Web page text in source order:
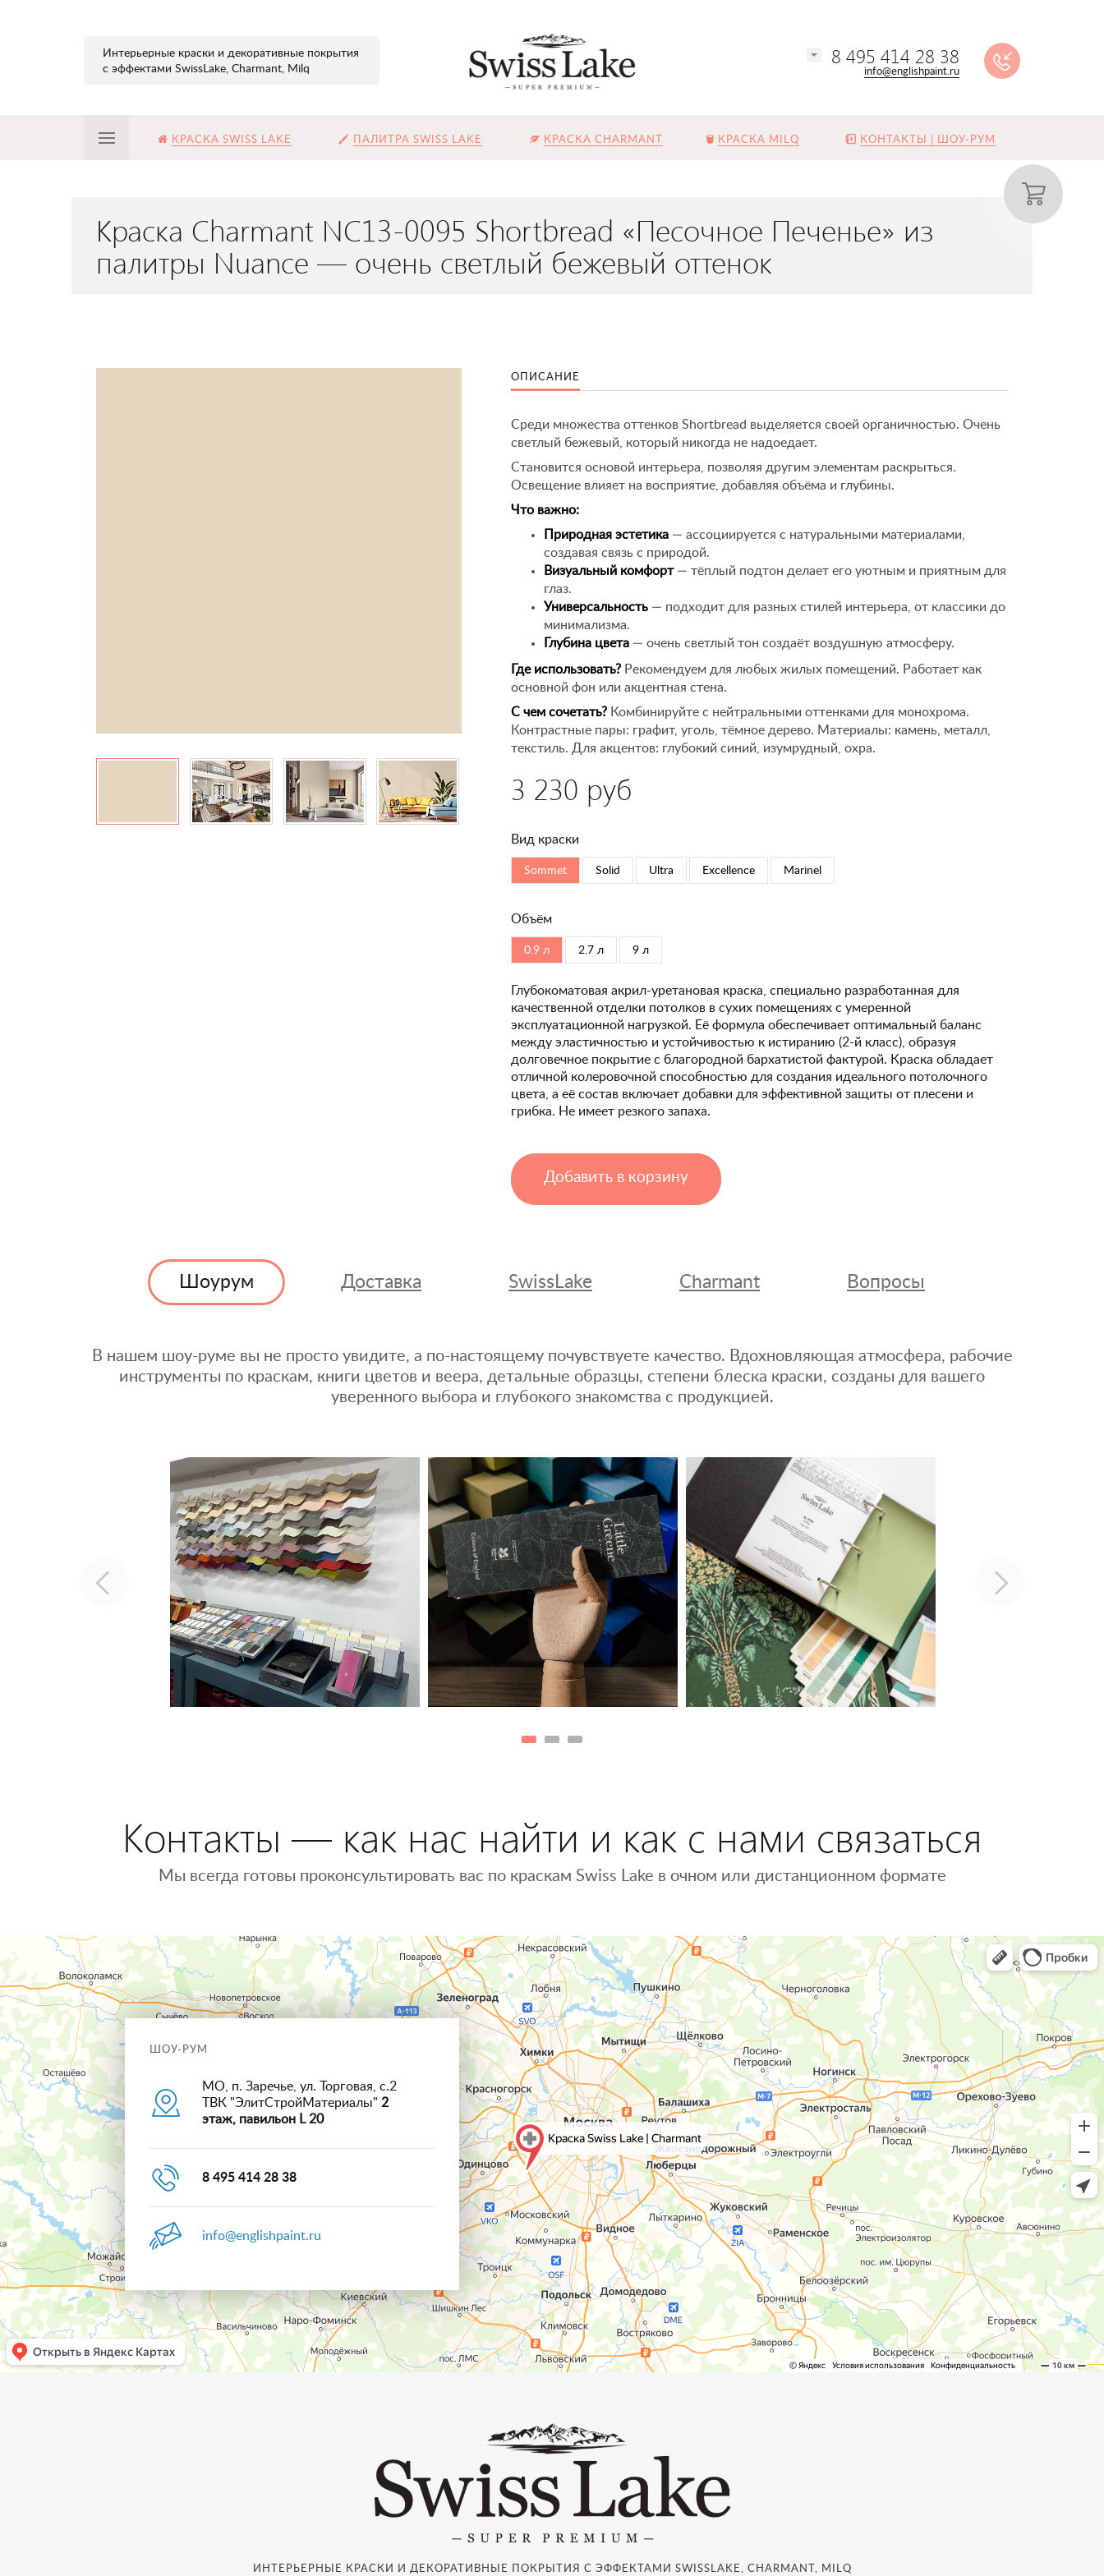
Интерьерные краски и декоративные покрытия
с эффектами SwissLake, Charmant, Milq
8 495 414 28 38
info@englishpaint.ru
КРАСКА SWISS LAKE ПАЛИТРА SWISS LAKE КРАСКА CHARMANT КРАСКА MILQ КОНТАКТЫ | ШОУ-РУМ
Краска Charmant NC13-0095 Shortbread «Песочное Печенье» из
палитры Nuance — очень светлый бежевый оттенок
ОПИСАНИЕ
Среди множества оттенков Shortbread выделяется своей органичностью. Очень
светлый бежевый, который никогда не надоедает.
Становится основой интерьера, позволяя другим элементам раскрыться.
Освещение влияет на восприятие, добавляя объёма и глубины.
Что важно:
Природная эстетика — ассоциируется с натуральными материалами,
создавая связь с природой.
Визуальный комфорт— тёплый подтон делает его уютным и приятным для
глаз.
Универсальность — подходит для разных стилей интерьера, от классики до
минимализма.
Глубина цвета — очень светлый тон создаёт воздушную атмосферу.
Где использовать? Рекомендуем для любых жилых помещений. Работает как
основной фон или акцентная стена.
С чем сочетать? Комбинируйте с нейтральными оттенками для монохрома.
Контрастные пары: графит, уголь, тёмное дерево. Материалы: камень, металл,
текстиль. Для акцентов: глубокий синий, изумрудный, охра.
3 230 руб
Вид краски
Sommet Solid Ultra Excellence Marinel
Объём
0.9 л 2.7 л 9 л
Глубокоматовая акрил-уретановая краска, специально разработанная для
качественной отделки потолков в сухих помещениях с умеренной
эксплуатационной нагрузкой. Её формула обеспечивает оптимальный баланс
между эластичностью и устойчивостью к истиранию (2-й класс), образуя
долговечное покрытие с благородной бархатистой фактурой. Краска обладает
отличной колеровочной способностью для создания идеального потолочного
цвета, а её состав включает добавки для эффективной защиты от плесени и
грибка. Не имеет резкого запаха.
Добавить в корзину
Шоурум Доставка SwissLake Charmant Вопросы
В нашем шоу-руме вы не просто увидите, а по-настоящему почувствуете качество. Вдохновляющая атмосфера, рабочие
инструменты по краскам, книги цветов и веера, детальные образцы, степени блеска краски, созданы для вашего
уверенного выбора и глубокого знакомства с продукцией.
Контакты — как нас найти и как с нами связаться
Мы всегда готовы проконсультировать вас по краскам Swiss Lake в очном или дистанционном формате
ШОУ-РУМ
МО, п. Заречье, ул. Торговая, с.2
ТВК "ЭлитСтройМатериалы" 2
этаж, павильон L 20
8 495 414 28 38
info@englishpaint.ru
ИНТЕРЬЕРНЫЕ КРАСКИ И ДЕКОРАТИВНЫЕ ПОКРЫТИЯ С ЭФФЕКТАМИ SWISSLAKE, CHARMANT, MILQ